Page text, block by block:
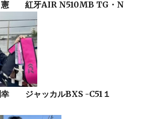
紅牙AIR N510MB TG・N
ジャッカルBXS -C51１